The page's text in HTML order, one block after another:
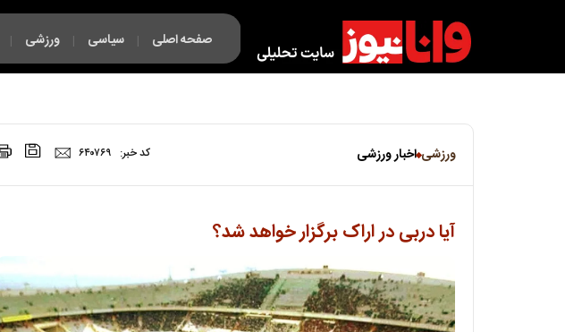
صفحه اصلی | سیاسی | ورزشی |
فکت لایف |
ورزشی اخبار ورزشی کد خبر: ۶۴۰۷۶۹
آیا دربی در اراک برگزار خواهد شد؟